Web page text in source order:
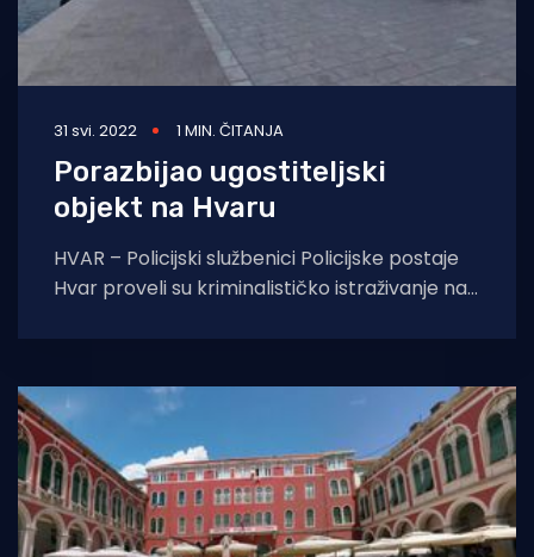
31 svi. 2022 1 MIN. ČITANJA
Porazbijao ugostiteljski
objekt na Hvaru
HVAR – Policijski službenici Policijske postaje
Hvar proveli su kriminalističko istraživanje nad
tuđe stvari. 29.